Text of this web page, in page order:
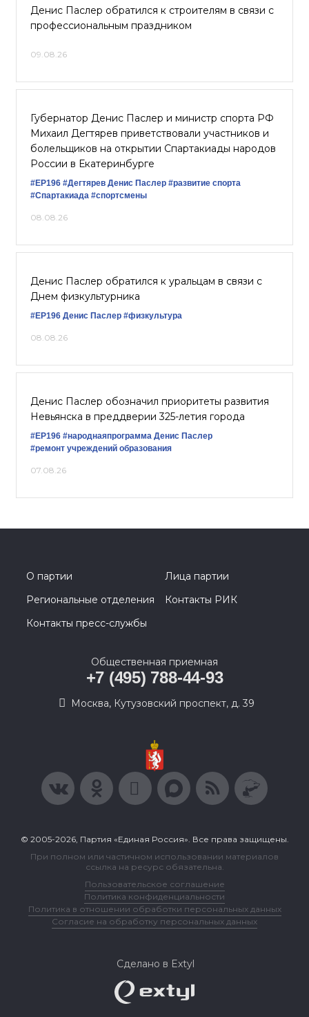
Денис Паслер обратился к строителям в связи с
профессиональным праздником
09.08.26
Губернатор Денис Паслер и министр спорта РФ
Михаил Дегтярев приветствовали участников и
болельщиков на открытии Спартакиады народов
России в Екатеринбурге
#ЕР196 #Дегтярев Денис Паслер #развитие спорта
#Спартакиада #спортсмены
08.08.26
Денис Паслер обратился к уральцам в связи с
Днем физкультурника
#ЕР196 Денис Паслер #физкультура
08.08.26
Денис Паслер обозначил приоритеты развития
Невьянска в преддверии 325-летия города
#ЕР196 #народнаяпрограмма Денис Паслер
#ремонт учреждений образования
07.08.26
О партии
Лица партии
Региональные отделения
Контакты РИК
Контакты пресс-службы
Общественная приемная
+7 (495) 788-44-93
Москва, Кутузовский проспект, д. 39
© 2005-2026, Партия «Единая Россия». Все права защищены.
При полном или частичном использовании материалов
ссылка на ресурс обязательна.
Пользовательское соглашение
Политика конфиденциальности
Политика в отношении обработки персональных данных
Согласие на обработку персональных данных
Сделано в Extyl